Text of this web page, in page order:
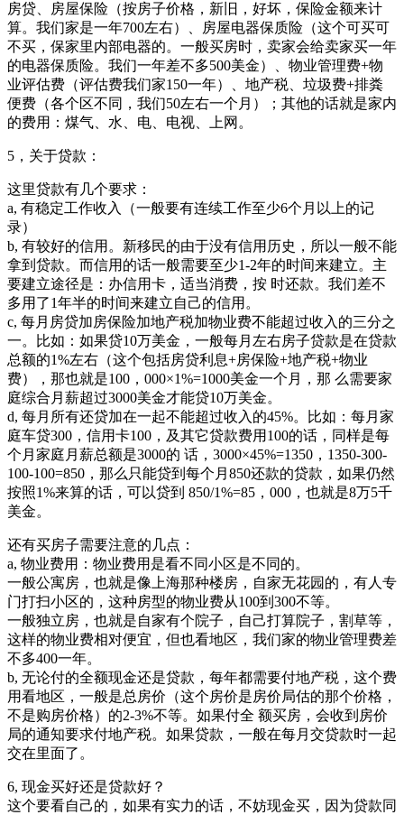
房贷、房屋保险（按房子价格，新旧，好坏，保险金额来计
算。我们家是一年700左右）、房屋电器保质险（这个可买可
不买，保家里内部电器的。一般买房时，卖家会给卖家买一年
的电器保质险。我们一年差不多500美金）、物业管理费+物
业评估费（评估费我们家150一年）、地产税、垃圾费+排粪
便费（各个区不同，我们50左右一个月）；其他的话就是家内
的费用：煤气、水、电、电视、上网。
5，关于贷款：
这里贷款有几个要求：
a, 有稳定工作收入（一般要有连续工作至少6个月以上的记
录）
b, 有较好的信用。新移民的由于没有信用历史，所以一般不能
拿到贷款。而信用的话一般需要至少1-2年的时间来建立。主
要建立途径是：办信用卡，适当消费，按 时还款。我们差不
多用了1年半的时间来建立自己的信用。
c, 每月房贷加房保险加地产税加物业费不能超过收入的三分之
一。比如：如果贷10万美金，一般每月左右房子贷款是在贷款
总额的1%左右（这个包括房贷利息+房保险+地产税+物业
费），那也就是100，000×1%=1000美金一个月，那 么需要家
庭综合月薪超过3000美金才能贷10万美金。
d, 每月所有还贷加在一起不能超过收入的45%。比如：每月家
庭车贷300，信用卡100，及其它贷款费用100的话，同样是每
个月家庭月薪总额是3000的 话，3000×45%=1350，1350-300-
100-100=850，那么只能贷到每个月850还款的贷款，如果仍然
按照1%来算的话，可以贷到 850/1%=85，000，也就是8万5千
美金。
还有买房子需要注意的几点：
a, 物业费用：物业费用是看不同小区是不同的。
一般公寓房，也就是像上海那种楼房，自家无花园的，有人专
门打扫小区的，这种房型的物业费从100到300不等。
一般独立房，也就是自家有个院子，自己打算院子，割草等，
这样的物业费相对便宜，但也看地区，我们家的物业管理费差
不多400一年。
b, 无论付的全额现金还是贷款，每年都需要付地产税，这个费
用看地区，一般是总房价（这个房价是房价局估的那个价格，
不是购房价格）的2-3%不等。如果付全 额买房，会收到房价
局的通知要求付地产税。如果贷款，一般在每月交贷款时一起
交在里面了。
6, 现金买好还是贷款好？
这个要看自己的，如果有实力的话，不妨现金买，因为贷款同